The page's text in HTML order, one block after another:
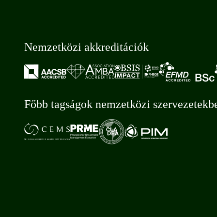
Nemzetközi akkreditációk
Főbb tagságok nemzetközi